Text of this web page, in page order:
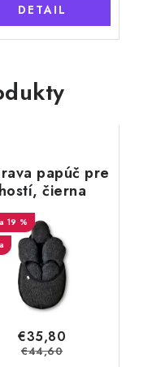
DETAIL
papúč pre
hostí, čierna
19 %
€35,80
€44,60